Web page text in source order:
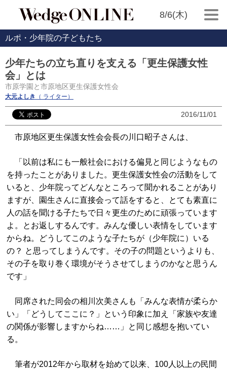
8/6(木)
ルポ・少年院の子どもたち
少年たちの立ち直りを支える「更生保護女性
会」とは
市原学園と市原地区更生保護女性会
大元よしき （ ライター）
2016/11/01
市原地区更生保護女性会会長の川口昭子さんは、
「以前は私にも一般社会における偏見と同じようなもの
を持ったことがありました。更生保護女性会の活動をして
いると、少年院ってどんなところって聞かれることがあり
ますが、園生さんに直接会って話をすると、とても素直に
人の話を聞ける子たちで日々更生のために頑張っています
よ。とお返しするんです。みんな優しい表情をしています
からね。どうしてこのような子たちが（少年院に）いる
の？ と思ってしまうんです。その子の問題というよりも、
その子を取り巻く環境がそうさせてしまうのかなと思うん
です」
同席された同会の相川次美さんも「みんな表情が柔らか
い」「どうしてここに？」という印象に加え「家族や友達
の関係が影響しますからね……」と同じ感想を抱いてい
る。
筆者が2012年から取材を始めて以来、100人以上の民間